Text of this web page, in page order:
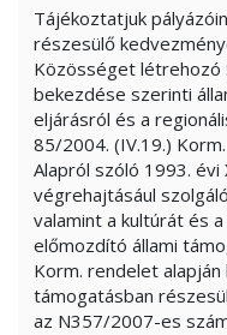
Tájékoztatjuk
részesülő
Közösséget létrehozó
bekezdése szerinti
eljárásról és a
85/2004. (IV.19.)
Alapról szóló 1993. évi
végrehajtásául
valamint a kultúrát és
előmozdító állami
Korm. rendelet alapján
támogatásban
az N357/2007-es